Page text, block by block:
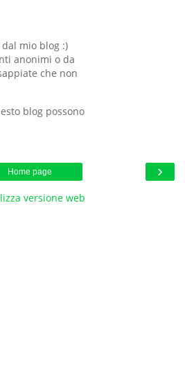
mio blog :)
anonimi o da
che non
blog possono
›
Home page
versione web